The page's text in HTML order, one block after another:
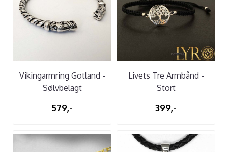
Vikingarmring Gotland -
Sølvbelagt
579,-
Livets Tre Armbånd -
Stort
399,-